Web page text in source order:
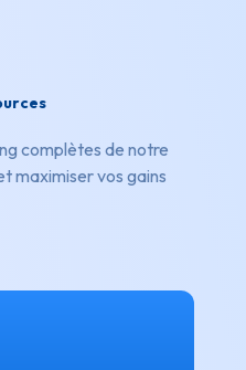
complètes de notre
maximiser vos gains